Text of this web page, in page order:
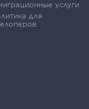
услуги
для